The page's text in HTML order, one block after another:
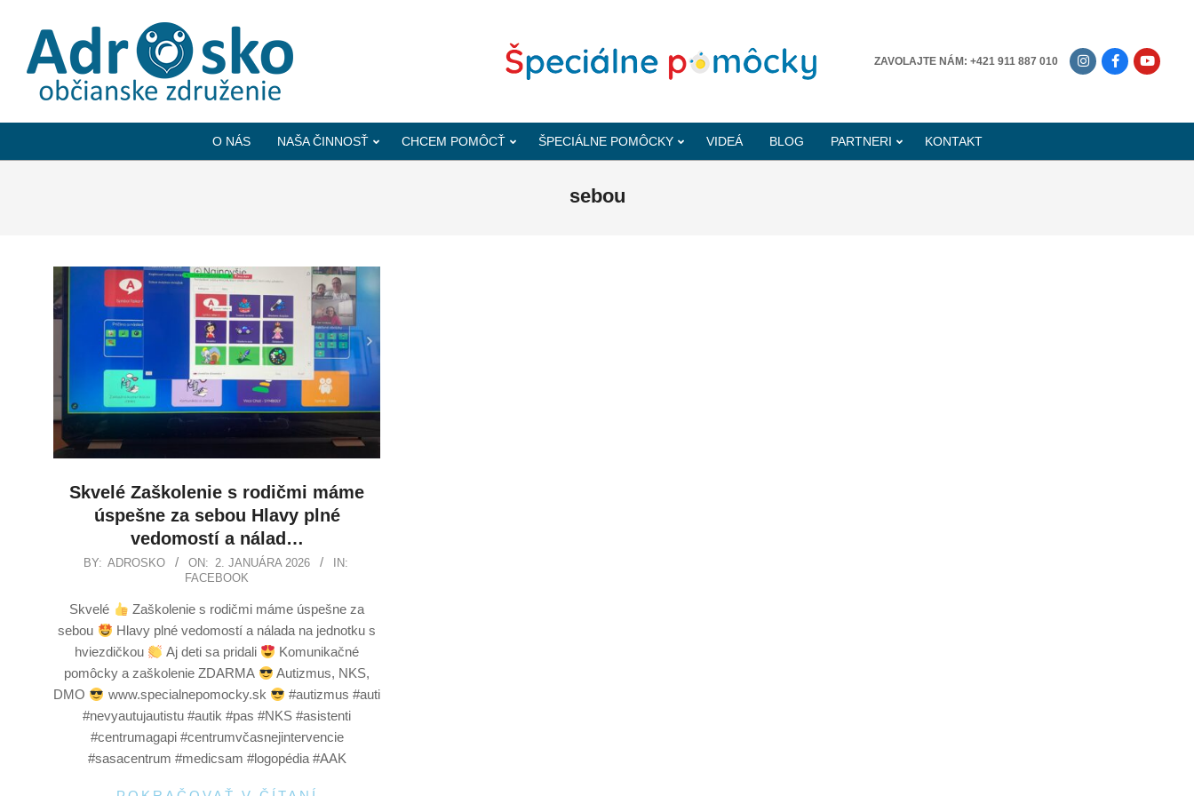
OBČIANSKE
ZAVOLAJTE NÁM: +421 911 887 010
O NÁS NAŠA ČINNOSŤ CHCEM POMÔCŤ ŠPECIÁLNE POMÔCKY VIDEÁ BLOG PARTNERI KONTAKT
sebou
Skvelé Zaškolenie s rodičmi máme
úspešne za sebou Hlavy plné
vedomostí a nálad…
BY: ADROSKO ON: 2. JANUÁRA 2026
IN:
FACEBOOK
Skvelé
Zaškolenie s rodičmi máme úspešne za
sebou
Hlavy plné vedomostí a nálada na jednotku s
hviezdičkou
Aj deti sa pridali
Komunikačné
pomôcky a zaškolenie ZDARMA
Autizmus, NKS,
DMO
www.specialnepomocky.sk
#autizmus #auti
#nevyautujautistu #autik #pas #NKS #asistenti
#centrumagapi #centrumvčasnejintervencie
#sasacentrum #medicsam #logopédia #AAK